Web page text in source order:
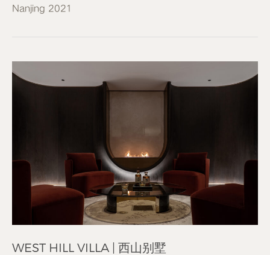
Nanjing 2021
WEST HILL VILLA | 西山别墅